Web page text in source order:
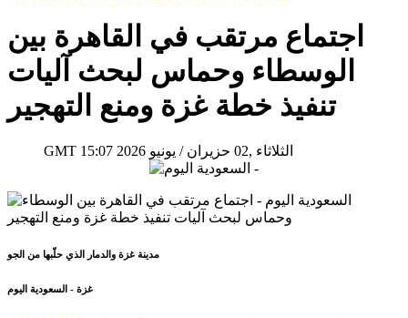
اجتماع مرتقب في القاهرة بين
الوسطاء وحماس لبحث آليات
تنفيذ خطة غزة ومنع التهجير
GMT 15:07 2026 الثلاثاء ,02 حزيران / يونيو
مدينة غزة والدمار الذي حلّبها من الجو
غزة - السعودية اليوم